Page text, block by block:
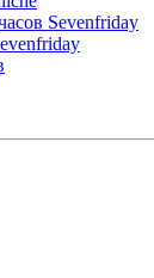
Sevenfriday